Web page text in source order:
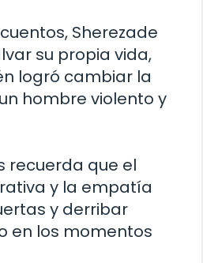
Sherezade
su propia vida,
logró cambiar la
hombre violento y
recuerda que el
y la empatía
y derribar
en los momentos